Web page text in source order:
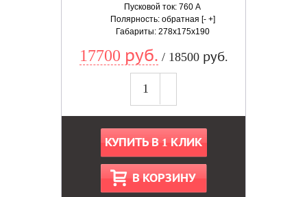
Пусковой ток: 760 А
Полярность: обратная [- +]
Габариты: 278x175x190
17700 руб. / 18500 руб.
КУПИТЬ В 1 КЛИК
В КОРЗИНУ